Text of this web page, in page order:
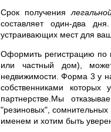
Срок получения
составляет один-два
устраивающих мест для
Оформить регистрацию по
или частный дом),
недвижимости. Форма 3 у
собственниками
партнерстве.Мы
"резиновых",
именем и хотим быть